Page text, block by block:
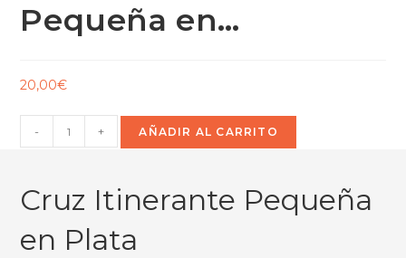
Pequeña en…
20,00€
- + AÑADIR AL CARRITO
Cruz Itinerante Pequeña
en Plata